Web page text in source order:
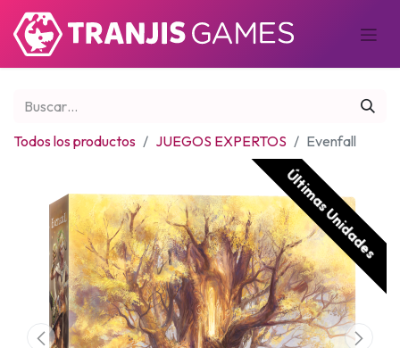
Todos los productos JUEGOS EXPERTOS Evenfall
Últimas Unidades